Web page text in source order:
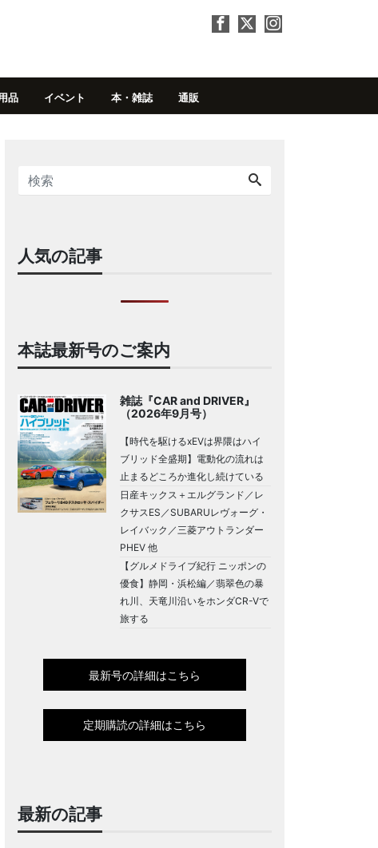
品 イベント 本・雑誌 通販
人気の記事
本誌最新号のご案内
雑誌『CAR and DRIVER』
（2026年9月号）
【時代を駆けるxEVは界隈はハイ
ブリッド全盛期】電動化の流れは
止まるどころか進化し続けている
日産キックス＋エルグランド／レ
クサスES／SUBARUレヴォーグ・
レイバック／三菱アウトランダー
PHEV 他
【グルメドライブ紀行 ニッポンの
優食】静岡・浜松編／翡翠色の暴
れ川、天竜川沿いをホンダCR-Vで
旅する
最新号の詳細はこちら
定期購読の詳細はこちら
最新の記事